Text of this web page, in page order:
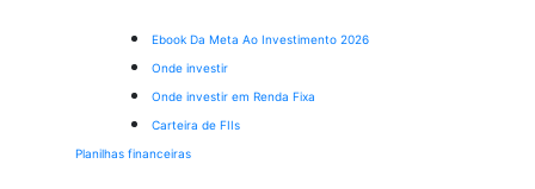
Ebook Da Meta Ao Investimento 2026
Onde investir
Onde investir em Renda Fixa
Carteira de FIIs
Planilhas financeiras